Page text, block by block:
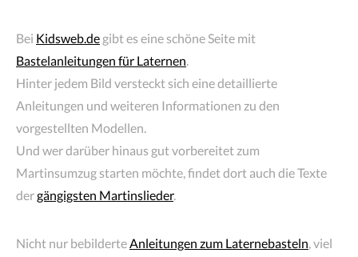
Bei Kidsweb.de gibt es eine schöne Seite mit
Bastelanleitungen für Laternen.
Hinter jedem Bild versteckt sich eine detaillierte
Anleitungen und weiteren Informationen zu den
vorgestellten Modellen.
Und wer darüber hinaus gut vorbereitet zum
Martinsumzug starten möchte, findet dort auch die Texte
dergängigsten Martinslieder.
Nicht nur bebilderteAnleitungen zum Laternebasteln, viel